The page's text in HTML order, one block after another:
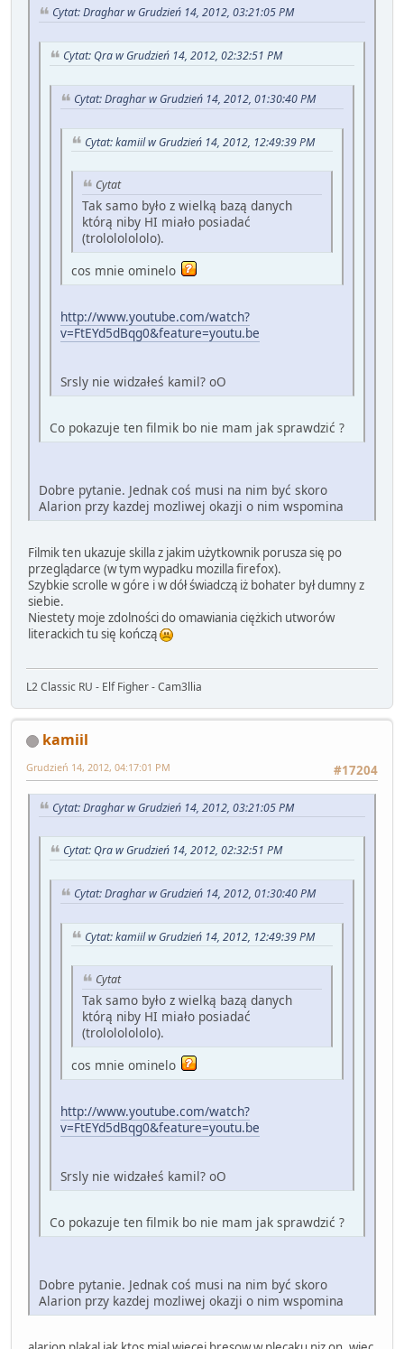
Cytat: Draghar w Grudzień 14, 2012, 03:21:05 PM
Cytat: Qra w Grudzień 14, 2012, 02:32:51 PM
Cytat: Draghar w Grudzień 14, 2012, 01:30:40 PM
Cytat: kamiil w Grudzień 14, 2012, 12:49:39 PM
Cytat
Tak samo było z wielką bazą danych
którą niby HI miało posiadać
(trolololololo).
cos mnie ominelo
http://www.youtube.com/watch?
v=FtEYd5dBqg0&feature=youtu.be
Srsly nie widzałeś kamil? oO
Co pokazuje ten filmik bo nie mam jak sprawdzić ?
Dobre pytanie. Jednak coś musi na nim być skoro
Alarion przy kazdej mozliwej okazji o nim wspomina
Filmik ten ukazuje skilla z jakim użytkownik porusza się po
przeglądarce (w tym wypadku mozilla firefox).
Szybkie scrolle w góre i w dół świadczą iż bohater był dumny z
siebie.
Niestety moje zdolności do omawiania ciężkich utworów
literackich tu się kończą
L2 Classic RU - Elf Figher - Cam3llia
kamiil
#17204
Grudzień 14, 2012, 04:17:01 PM
Cytat: Draghar w Grudzień 14, 2012, 03:21:05 PM
Cytat: Qra w Grudzień 14, 2012, 02:32:51 PM
Cytat: Draghar w Grudzień 14, 2012, 01:30:40 PM
Cytat: kamiil w Grudzień 14, 2012, 12:49:39 PM
Cytat
Tak samo było z wielką bazą danych
którą niby HI miało posiadać
(trolololololo).
cos mnie ominelo
http://www.youtube.com/watch?
v=FtEYd5dBqg0&feature=youtu.be
Srsly nie widzałeś kamil? oO
Co pokazuje ten filmik bo nie mam jak sprawdzić ?
Dobre pytanie. Jednak coś musi na nim być skoro
Alarion przy kazdej mozliwej okazji o nim wspomina